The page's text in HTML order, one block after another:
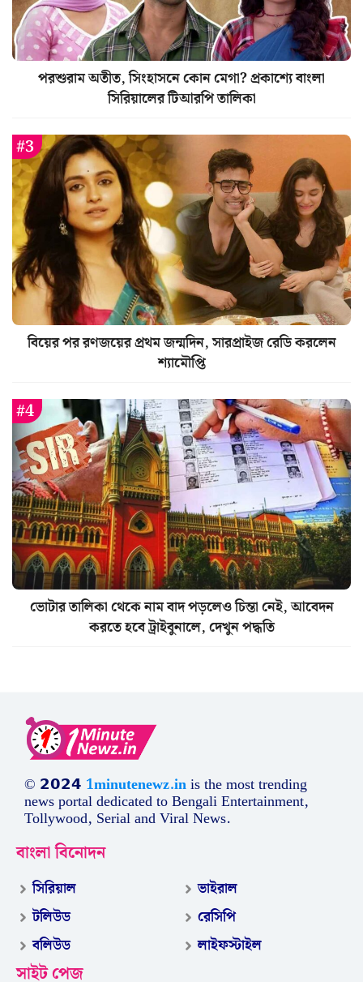
পরশুরাম অতীত, সিংহাসনে কোন মেগা? প্রকাশ্যে বাংলা
সিরিয়ালের টিআরপি তালিকা
বিয়ের পর রণজয়ের প্রথম জন্মদিন, সারপ্রাইজ রেডি করলেন
শ্যামৌপ্তি
ভোটার তালিকা থেকে নাম বাদ পড়লেও চিন্তা নেই, আবেদন
করতে হবে ট্রাইবুনালে, দেখুন পদ্ধতি
© 𝟮𝟬𝟮𝟰 1minutenewz.inis the most trending
news portal dedicated to Bengali Entertainment,
Tollywood, Serial and Viral News.
বাংলা বিনোদন
সিরিয়াল
টলিউড
বলিউড
ভাইরাল
রেসিপি
লাইফস্টাইল
সাইট পেজ